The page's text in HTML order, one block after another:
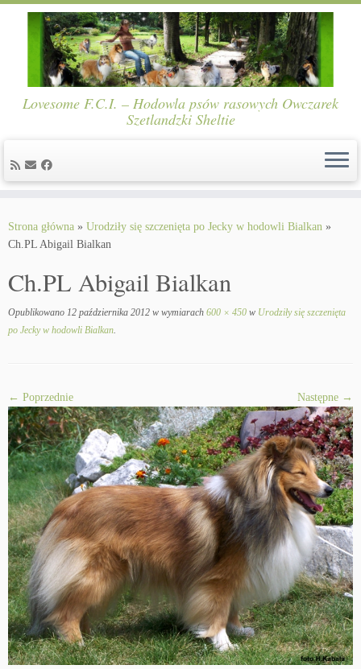
content
Lovesome F.C.I. – Hodowla psów rasowych Owczarek
Szetlandzki Sheltie
Strona główna » Urodziły się szczenięta po Jecky w hodowli Bialkan »
Ch.PL Abigail Bialkan
Ch.PL Abigail Bialkan
Opublikowano 12 października 2012 w wymiarach 600 × 450 w Urodziły się szczenięta
po Jecky w hodowli Bialkan.
← Poprzednie Następne →